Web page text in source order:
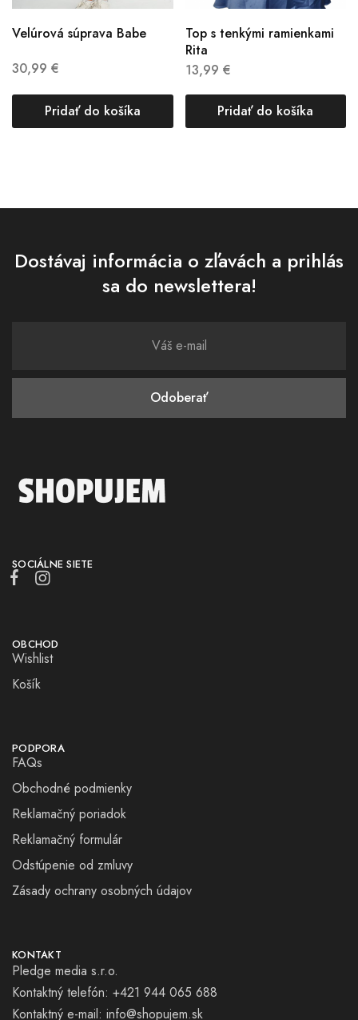
Velúrová súprava Babe
30,99 €
Pridať do košíka
Top s tenkými ramienkami
Rita
13,99 €
Pridať do košíka
Dostávaj informácia o zľavách a prihlás
sa do newslettera!
SOCIÁLNE SIETE
OBCHOD
Wishlist
Košík
PODPORA
FAQs
Obchodné podmienky
Reklamačný poriadok
Reklamačný formulár
Odstúpenie od zmluvy
Zásady ochrany osobných údajov
KONTAKT
Pledge media s.r.o.
Kontaktný telefón: +421 944 065 688
Kontaktný e-mail: info@shopujem.sk